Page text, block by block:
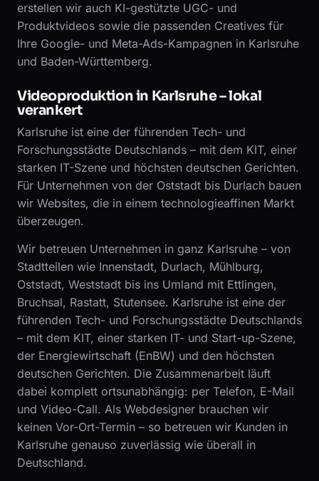
erstellen wir auch KI-gestützte UGC- und
Produktvideos sowie die passenden Creatives für
Ihre Google- und Meta-Ads-Kampagnen in Karlsruhe
und Baden-Württemberg.
Videoproduktion in Karlsruhe – lokal
verankert
Karlsruhe ist eine der führenden Tech- und
Forschungsstädte Deutschlands – mit dem KIT, einer
starken IT-Szene und höchsten deutschen Gerichten.
Für Unternehmen von der Oststadt bis Durlach bauen
wir Websites, die in einem technologieaffinen Markt
überzeugen.
Wir betreuen Unternehmen in ganz Karlsruhe – von
Stadtteilen wie Innenstadt, Durlach, Mühlburg,
Oststadt, Weststadt bis ins Umland mit Ettlingen,
Bruchsal, Rastatt, Stutensee. Karlsruhe ist eine der
führenden Tech- und Forschungsstädte Deutschlands
– mit dem KIT, einer starken IT- und Start-up-Szene,
der Energiewirtschaft (EnBW) und den höchsten
deutschen Gerichten. Die Zusammenarbeit läuft
dabei komplett ortsunabhängig: per Telefon, E-Mail
und Video-Call. Als Webdesigner brauchen wir
keinen Vor-Ort-Termin – so betreuen wir Kunden in
Karlsruhe genauso zuverlässig wie überall in
Deutschland.